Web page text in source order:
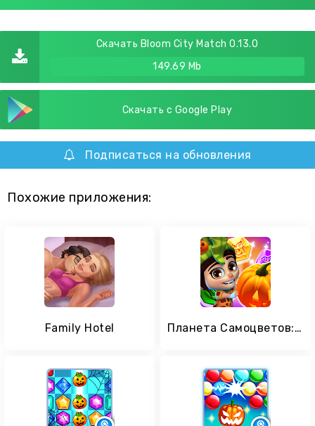
Скачать Bloom City Match 0.13.0
149.69 Mb
Скачать с Google Play
Подписаться на обновления
Похожие приложения:
Family Hotel Планета Самоцветов: Три в ряд